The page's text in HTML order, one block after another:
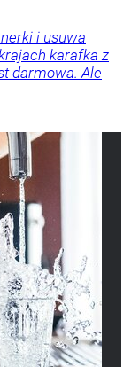
i usuwa
karafka z
darmowa. Ale